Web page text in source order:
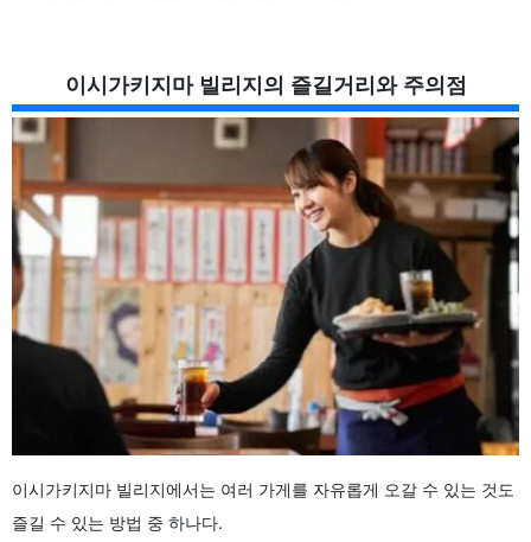
이시가키지마 빌리지의 즐길거리와 주의점
이시가키지마 빌리지에서는 여러 가게를 자유롭게 오갈 수 있는 것도
즐길 수 있는 방법 중 하나다.